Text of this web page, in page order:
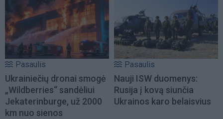
Pasaulis
Ukrainiečių dronai smogė
„Wildberries“ sandėliui
Jekaterinburge, už 2000
km nuo sienos
Pasaulis
Nauji ISW duomenys:
Rusija į kovą siunčia
Ukrainos karo belaisvius